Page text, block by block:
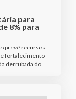
para
8% para
prevê recursos
e fortalecimento
derrubada do